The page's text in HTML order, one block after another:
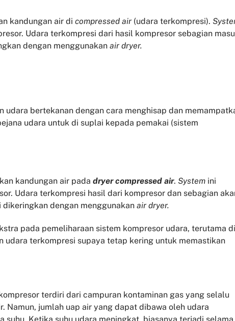
kandungan air di compressed air (udara terkompresi).
Udara terkompresi dari hasil kompresor sebagian
dengan menggunakan air dryer.
udara bertekanan dengan cara menghisap dan
udara untuk di suplai kepada pemakai (sistem
kandungan air pada dryer compressed air. System ini
Udara terkompresi hasil dari kompresor dan sebagian
dengan menggunakan air dryer.
pada pemeliharaan sistem kompresor udara, terutama di
udara terkompresi supaya tetap kering untuk memastikan
terdiri dari campuran kontaminan gas yang selalu
Namun, jumlah uap air yang dapat dibawa oleh udara